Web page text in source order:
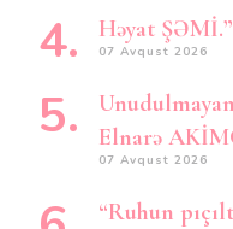
Həyat
07 Avqust 2026
Elnarə
07 Avqust 2026
“Ruhun